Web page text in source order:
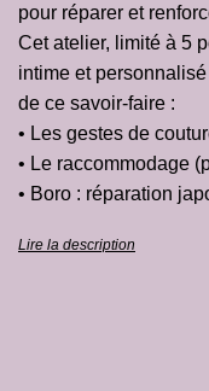
pour réparer et
Cet atelier, limité à 5
intime et
de ce savoir-faire :
• Les gestes de
• Le raccommodage
• Boro : réparation
Lire la description